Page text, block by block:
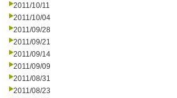
2011/10/11
2011/10/04
2011/09/28
2011/09/21
2011/09/14
2011/09/09
2011/08/31
2011/08/23